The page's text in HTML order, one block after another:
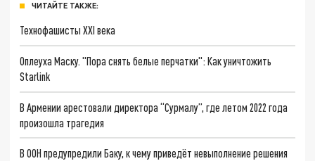
ЧИТАЙТЕ ТАКЖЕ:
Технофашисты XXI века
Оплеуха Маску. "Пора снять белые перчатки": Как уничтожить
Starlink
В Армении арестовали директора “Сурмалу”, где летом 2022 года
произошла трагедия
В ООН предупредили Баку, к чему приведёт невыполнение решения